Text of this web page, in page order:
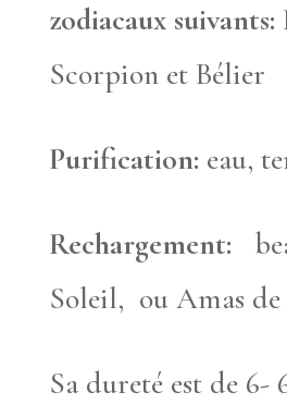
zodiacaux suivants:
Scorpion et Bélier
Purification: eau,
Rechargement:
Soleil, ou Amas
Sa dureté est de 6-